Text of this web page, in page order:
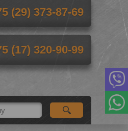
(29) 373-87-69
(17) 320-90-99